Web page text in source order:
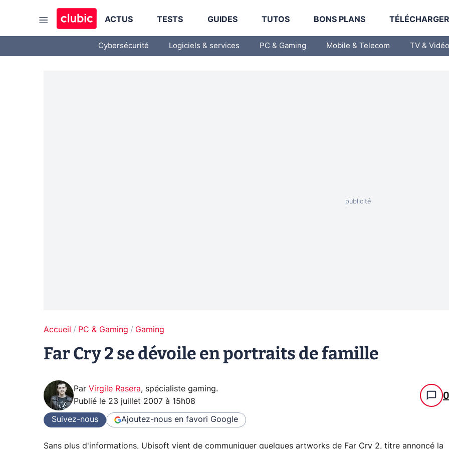
ACTUS TESTS GUIDES TUTOS BONS PLANS
Cybersécurité Logiciels & services PC & Gaming Mobile & Telecom TV & Vidéo
Accueil PC & Gaming Gaming
Far Cry 2 se dévoile en portraits de famille
Par Virgile Rasera, spécialiste gaming.
Publié le 23 juillet 2007 à 15h08 0
Suivez-nous Ajoutez-nous en favori Google
Sans plus d'informations, Ubisoft vient de communiquer quelques artworks de Far Cry 2, titre annoncé la